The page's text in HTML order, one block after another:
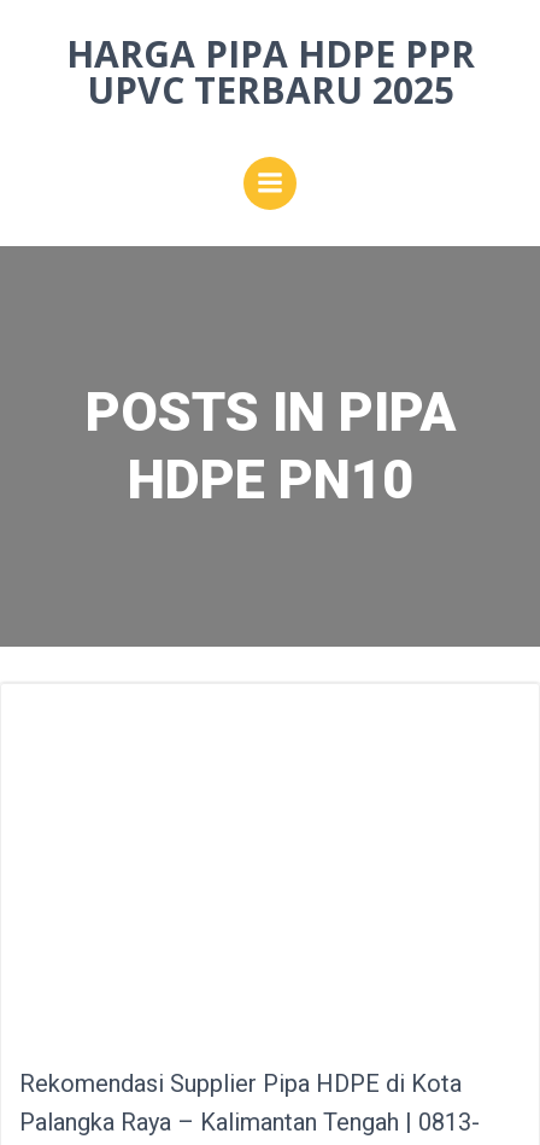
to
content
HARGA PIPA HDPE PPR
UPVC TERBARU 2025
POSTS IN PIPA
HDPE PN10
Rekomendasi Supplier Pipa HDPE di Kota
Palangka Raya – Kalimantan Tengah | 0813-